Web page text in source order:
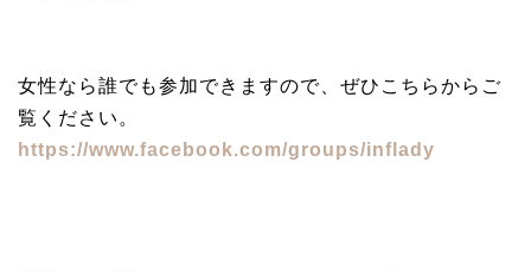
女性なら誰でも参加できますので、ぜひこちらからご
覧ください。
https://www.facebook.com/groups/inflady